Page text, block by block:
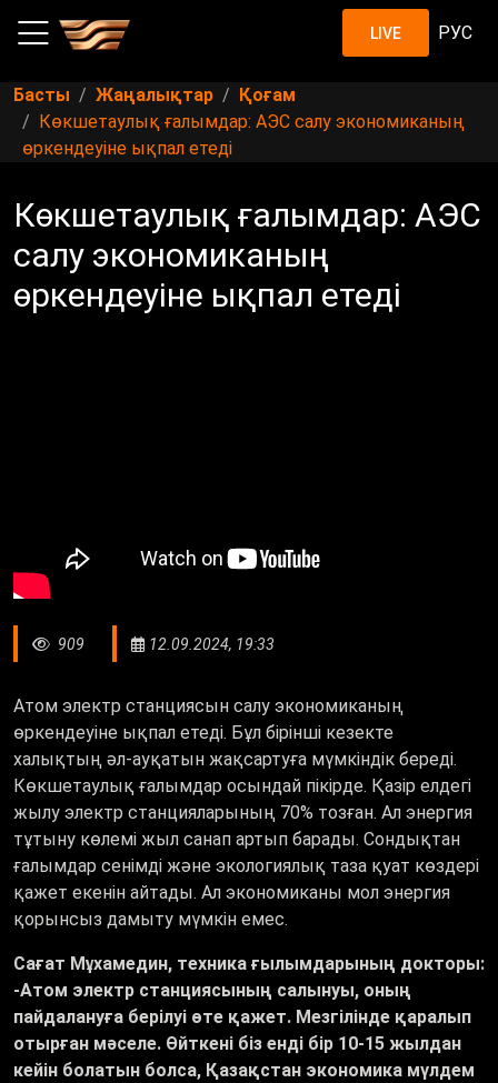
LIVE РУС
Басты Жаңалықтар
Қоғам
Көкшетаулық ғалымдар: АЭС салу экономиканың
өркендеуіне ықпал етеді
Көкшетаулық ғалымдар: АЭС
салу экономиканың
өркендеуіне ықпал етеді
909 12.09.2024, 19:33
Атом электр станциясын салу экономиканың
өркендеуіне ықпал етеді. Бұл бірінші кезекте
халықтың әл-ауқатын жақсартуға мүмкіндік береді.
Көкшетаулық ғалымдар осындай пікірде. Қазір елдегі
жылу электр станцияларының 70% тозған. Ал энергия
тұтыну көлемі жыл санап артып барады. Сондықтан
ғалымдар сенімді және экологиялық таза қуат көздері
қажет екенін айтады. Ал экономиканы мол энергия
қорынсыз дамыту мүмкін емес.
Сағат Мұхамедин, техника ғылымдарының докторы:
-Атом электр станциясының салынуы, оның
пайдалануға берілуі өте қажет. Мезгілінде қаралып
отырған мәселе. Өйткені біз енді бір 10-15 жылдан
кейін болатын болса, Қазақстан экономика мүлдем